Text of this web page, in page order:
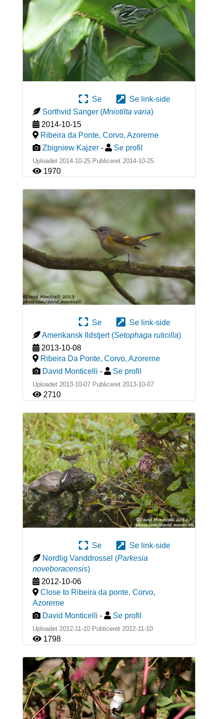
Se
Se link-side
Sorthvid Sanger (Mniotilta varia)
2014-10-15
Ribeira da Ponte, Corvo, Azorerne
Zbigniew Kajzer - Se profil
Uploadet 2014-10-25 Publiceret 2014-10-25
1970
Se
Se link-side
Amerikansk Ildstjert (Setophaga ruticilla)
2013-10-08
Ribeira Da Ponte, Corvo, Azorerne
David Monticelli - Se profil
Uploadet 2013-10-07 Publiceret 2013-10-07
2710
Se
Se link-side
Nordlig Vanddrossel (Parkesia
noveboracensis)
2012-10-06
Close to Ribeira da ponte, Corvo,
Azorerne
David Monticelli - Se profil
Uploadet 2012-11-10 Publiceret 2012-11-10
1798